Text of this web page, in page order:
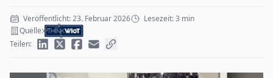
Veröffentlicht: 23. Februar 2026
Lesezeit: 3 min
Quelle:
Teilen: